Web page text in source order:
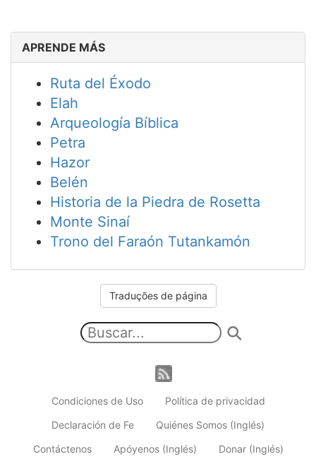
APRENDE MÁS
Ruta del Éxodo
Elah
Arqueología Bíblica
Petra
Hazor
Belén
Historia de la Piedra de Rosetta
Monte Sinaí
Trono del Faraón Tutankamón
Traduções de página
Condiciones de Uso
Política de privacidad
Declaración de Fe
Quiénes Somos (Inglés)
Contáctenos
Apóyenos (Inglés) Donar (Inglés)